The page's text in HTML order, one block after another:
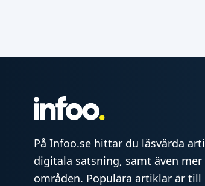
På Infoo.se hittar du läsvärda
digitala satsning, samt även
områden. Populära artiklar är